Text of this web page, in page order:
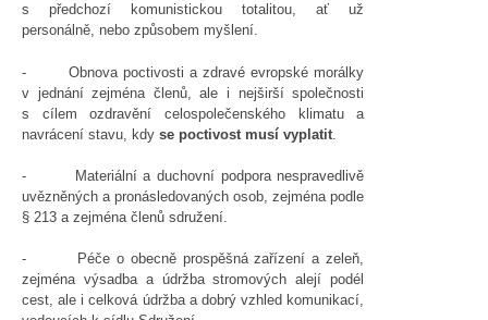
s předchozí komunistickou totalitou, ať už
personálně, nebo způsobem myšlení.
- Obnova poctivosti a zdravé evropské morálky
v jednání zejména členů, ale i nejširší společnosti
s cílem ozdravění celospolečenského klimatu a
navrácení stavu, kdy se poctivost musí vyplatit
- Materiální a duchovní podpora nespravedlivě
uvězněných a pronásledovaných osob, zejména podle
§ 213 a zejména členů sdružení.
- Péče o obecně prospěšná zařízení a zeleň,
zejména výsadba a údržba stromových alejí podél
cest, ale i celková údržba a dobrý vzhled komunikací,